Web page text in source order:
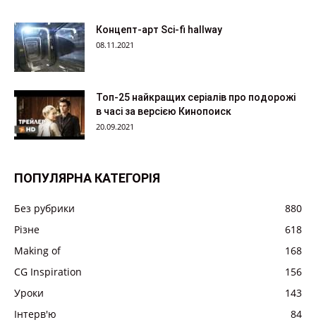
Концепт-арт Sci-fi hallway
08.11.2021
Топ-25 найкращих серіалів про подорожі
в часі за версією Кинопоиск
20.09.2021
ПОПУЛЯРНА КАТЕГОРІЯ
Без рубрики
880
Різне
618
Making of
168
CG Inspiration
156
Уроки
143
Інтерв'ю
84